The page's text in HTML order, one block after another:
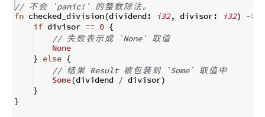
// 不 会 `panic!` 的整 数除法。
fn checked_division(dividend: i32, divisor: i32) ->
if divisor == 0 {
// 失败表示成 `None` 取 值
None
} else {
// 结果 Result 被 包装到 `Some` 取 值 中
Some(dividend / divisor)
}
}